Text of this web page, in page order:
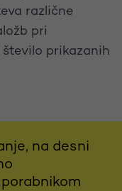
različne
pri
prikazanih
na desni